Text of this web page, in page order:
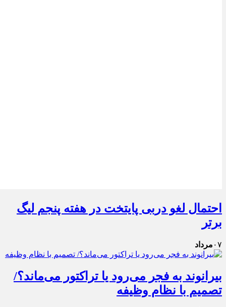
احتمال لغو دربی پایتخت در هفته پنجم لیگ
برتر
۰۷ مرداد
بیرانوند به فجر می‌رود یا تراکتور می‌ماند؟/
تصمیم با نظام وظیفه